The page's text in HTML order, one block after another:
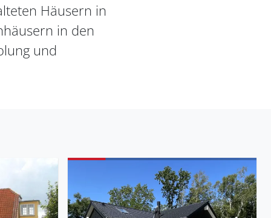
Häusern in
in den
und